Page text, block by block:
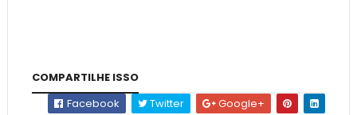
COMPARTILHE ISSO
Facebook
Twitter Google+